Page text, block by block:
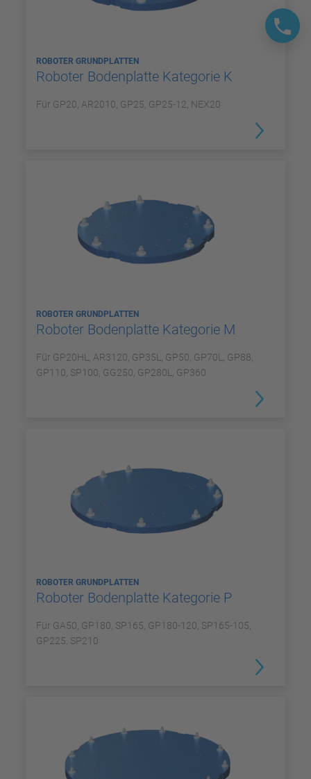
ROBOTER GRUNDPLATTEN
Roboter Bodenplatte Kategorie K
Für GP20, AR2010, GP25, GP25-12, NEX20
ROBOTER GRUNDPLATTEN
Roboter Bodenplatte Kategorie M
Für GP20HL, AR3120, GP35L, GP50, GP70L, GP88,
GP110, SP100, GG250, GP280L, GP360
ROBOTER GRUNDPLATTEN
Roboter Bodenplatte Kategorie P
Für GA50, GP180, SP165, GP180-120, SP165-105,
GP225, SP210